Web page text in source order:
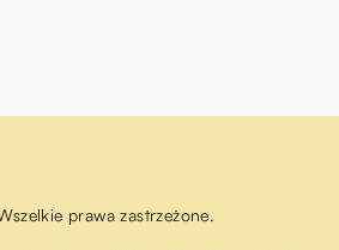
prawa zastrzeżone.